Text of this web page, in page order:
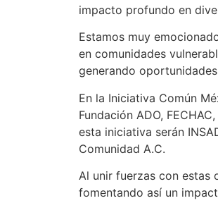
impacto profundo en
Estamos muy
en comunidades
generando
En la Iniciativa Común
Fundación ADO,
esta iniciativa serán
Comunidad A.C.
Al unir fuerzas con estas
fomentando así un